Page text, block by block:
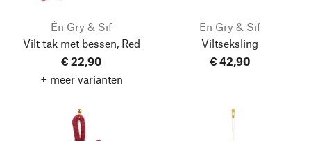
Én Gry & Sif
Vilt tak met bessen, Red
€ 22,90
+ meer varianten
Én Gry & Sif
Viltseksling
€ 42,90